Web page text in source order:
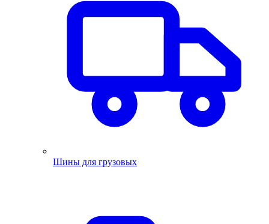
Шины для грузовых